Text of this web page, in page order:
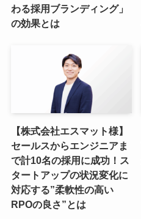
わる採用ブランディング」
の効果とは
【株式会社エスマット様】
セールスからエンジニアま
で計10名の採用に成功！ス
タートアップの状況変化に
対応する”柔軟性の高い
RPOの良さ”とは